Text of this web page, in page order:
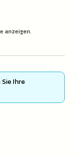
anzeigen.
Ihre